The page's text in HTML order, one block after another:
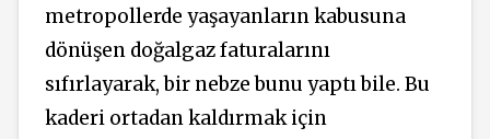
metropollerde yaşayanların kabusuna
dönüşen doğalgaz faturalarını
sıfırlayarak, bir nebze bunu yaptı bile. Bu
kaderi ortadan kaldırmak için